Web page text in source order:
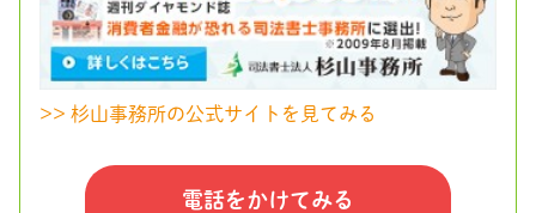
>> 杉山事務所の公式サイトを見てみる
電話をかけてみる